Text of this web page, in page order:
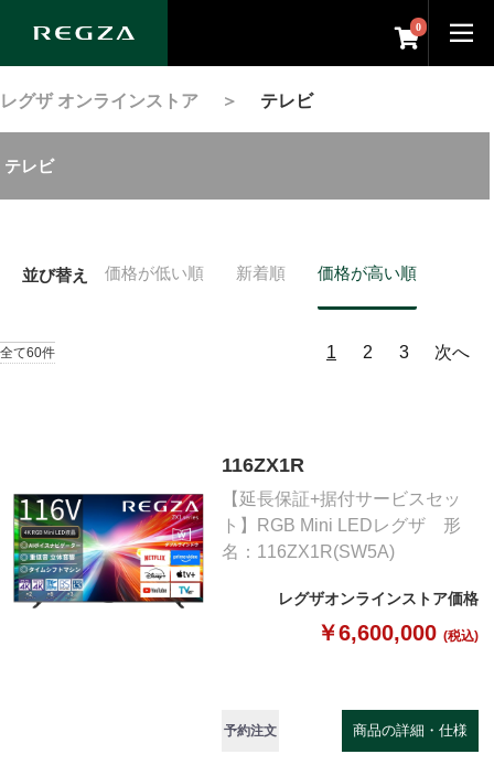
0
レグザ オンラインストア ＞ テレビ
テレビ
並び替え 価格が低い順 新着順 価格が高い順
全て60件 1 2 3 次へ
116ZX1R
【延長保証+据付サービスセッ
ト】RGB Mini LEDレグザ 形
名：116ZX1R(SW5A)
レグザオンラインストア価格
￥6,600,000 (税込)
予約注文 商品の詳細・仕様